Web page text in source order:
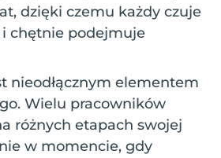
dzięki czemu każdy czuje
i chętnie podejmuje
nieodłącznym elementem
Wielu pracowników
różnych etapach swojej
w momencie, gdy